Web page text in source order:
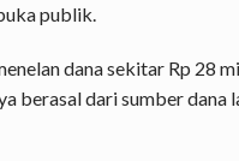
publik.
dana sekitar Rp 28
berasal dari sumber dana